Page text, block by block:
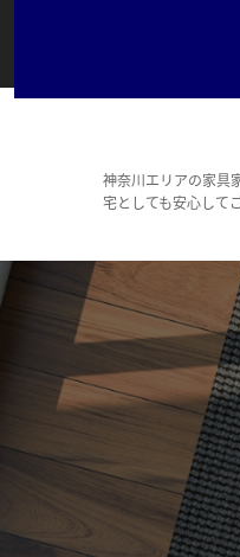
神奈川エリアの家具
宅としても安心して